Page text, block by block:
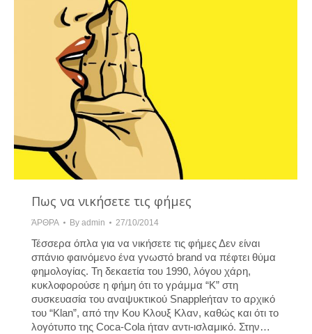
Πως να νικήσετε τις φήμες
ΆΡΘΡΑ By admin 27/10/2014
Τέσσερα όπλα για να νικήσετε τις φήμες Δεν είναι
σπάνιο φαινόμενο ένα γνωστό brand να πέφτει θύμα
φημολογίας. Τη δεκαετία του 1990, λόγου χάρη,
κυκλοφορούσε η φήμη ότι το γράμμα “K” στη
συσκευασία του αναψυκτικού Snappleήταν το αρχικό
του “Klan”, από την Κου Κλουξ Κλαν, καθώς και ότι το
λογότυπο της Coca-Cola ήταν αντι-ισλαμικό. Στην…